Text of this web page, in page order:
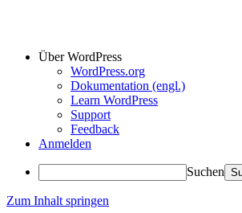
Über WordPress
WordPress.org
Dokumentation (engl.)
Learn WordPress
Support
Feedback
Anmelden
Suchen
Zum Inhalt springen